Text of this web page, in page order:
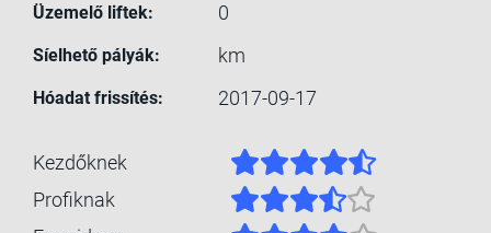
Üzemelő liftek: 0
Síelhető pályák: km
Hóadat frissítés: 2017-09-17
Kezdőknek
Profiknak